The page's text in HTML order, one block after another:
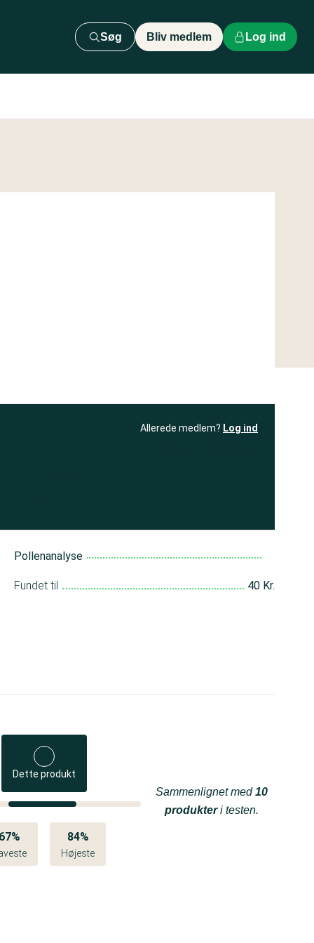
Søg Bliv medlem Log ind
Allerede medlem? Log ind
Pollenanalyse
Fundet til 40 Kr.
Dette produkt
67% 84%
Højeste
Sammenlignet med10
produkteri testen.